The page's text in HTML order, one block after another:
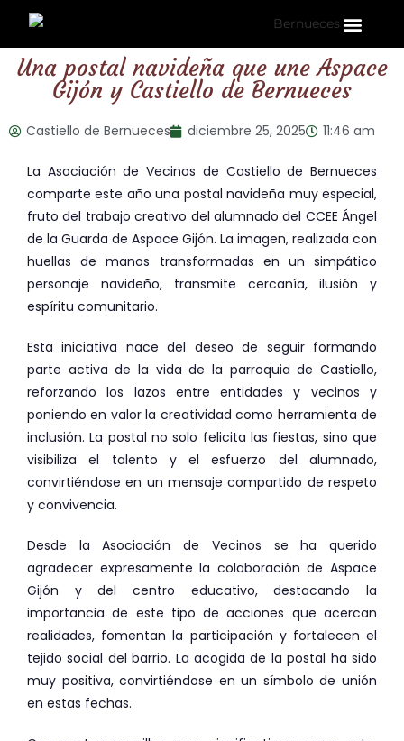
Una postal navideña que une Aspace
Gijón y Castiello de Bernueces
Castiello de Bernueces diciembre 25, 2025 11:46 am
La Asociación de Vecinos de Castiello de Bernueces
comparte este año una postal navideña muy especial,
fruto del trabajo creativo del alumnado del CCEE Ángel
de la Guarda de Aspace Gijón. La imagen, realizada con
huellas de manos transformadas en un simpático
personaje navideño, transmite cercanía, ilusión y
espíritu comunitario.
Esta iniciativa nace del deseo de seguir formando
parte activa de la vida de la parroquia de Castiello,
reforzando los lazos entre entidades y vecinos y
poniendo en valor la creatividad como herramienta de
inclusión. La postal no solo felicita las fiestas, sino que
visibiliza el talento y el esfuerzo del alumnado,
convirtiéndose en un mensaje compartido de respeto
y convivencia.
Desde la Asociación de Vecinos se ha querido
agradecer expresamente la colaboración de Aspace
Gijón y del centro educativo, destacando la
importancia de este tipo de acciones que acercan
realidades, fomentan la participación y fortalecen el
tejido social del barrio. La acogida de la postal ha sido
muy positiva, convirtiéndose en un símbolo de unión
en estas fechas.